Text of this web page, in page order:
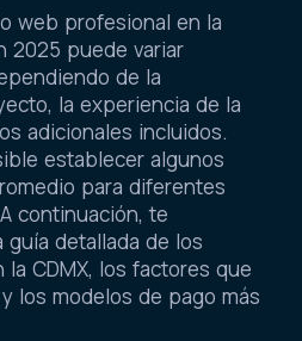
web profesional en la
2025 puede variar
de la
la experiencia de la
adicionales incluidos.
establecer algunos
para diferentes
continuación, te
detallada de los
CDMX, los factores que
los modelos de pago más